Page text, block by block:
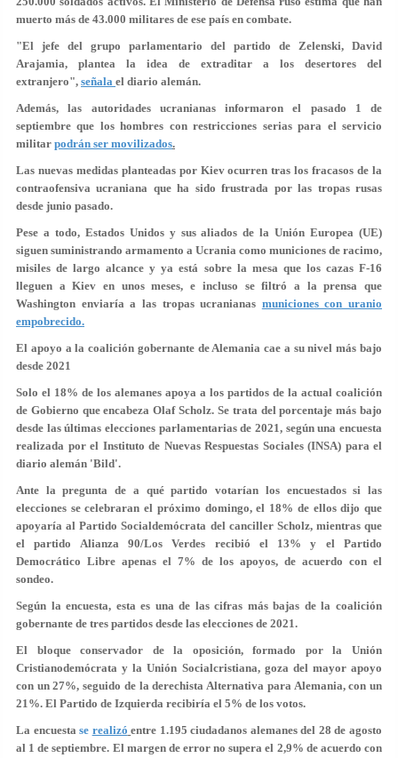
muerto más de 43.000 militares de ese país en combate.
"El jefe del grupo parlamentario del partido de Zelenski, David
Arajamia, plantea la idea de extraditar a los desertores del
extranjero", señala el diario alemán.
Además, las autoridades ucranianas informaron el pasado 1 de
septiembre que los hombres con restricciones serias para el servicio
militar podrán ser movilizados.
Las nuevas medidas planteadas por Kiev ocurren tras los fracasos de la
contraofensiva ucraniana que ha sido frustrada por las tropas rusas
desde junio pasado.
Pese a todo, Estados Unidos y sus aliados de la Unión Europea (UE)
siguen suministrando armamento a Ucrania como municiones de racimo,
misiles de largo alcance y ya está sobre la mesa que los cazas F-16
lleguen a Kiev en unos meses, e incluso se filtró a la prensa que
Washington enviaría a las tropas ucranianas municiones con uranio
empobrecido.
El apoyo a la coalición gobernante de Alemania cae a su nivel más bajo
desde 2021
Solo el 18% de los alemanes apoya a los partidos de la actual coalición
de Gobierno que encabeza Olaf Scholz. Se trata del porcentaje más bajo
desde las últimas elecciones parlamentarias de 2021, según una encuesta
realizada por el Instituto de Nuevas Respuestas Sociales (INSA) para el
diario alemán 'Bild'.
Ante la pregunta de a qué partido votarían los encuestados si las
elecciones se celebraran el próximo domingo, el 18% de ellos dijo que
apoyaría al Partido Socialdemócrata del canciller Scholz, mientras que
el partido Alianza 90/Los Verdes recibió el 13% y el Partido
Democrático Libre apenas el 7% de los apoyos, de acuerdo con el
sondeo.
Según la encuesta, esta es una de las cifras más bajas de la coalición
gobernante de tres partidos desde las elecciones de 2021.
El bloque conservador de la oposición, formado por la Unión
Cristianodemócrata y la Unión Socialcristiana, goza del mayor apoyo
con un 27%, seguido de la derechista Alternativa para Alemania, con un
21%. El Partido de Izquierda recibiría el 5% de los votos.
La encuestase realizó entre 1.195 ciudadanos alemanes del 28 de agosto
al 1 de septiembre. El margen de error no supera el 2,9% de acuerdo con